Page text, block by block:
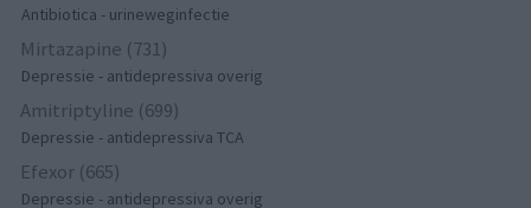
Antibiotica - urineweginfectie
Mirtazapine (731)
Depressie - antidepressiva overig
Amitriptyline (699)
Depressie - antidepressiva TCA
Efexor (665)
Depressie - antidepressiva overig